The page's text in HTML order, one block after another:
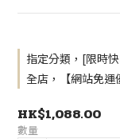
指定分類，[限時
全店，【網站免運
HK$1,088.00
數量